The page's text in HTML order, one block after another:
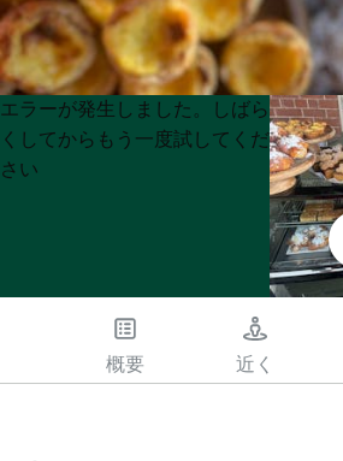
Product
List
Product
List
エラーが発生しました。しばら
くしてからもう一度試してくだ
さい
概要 近く